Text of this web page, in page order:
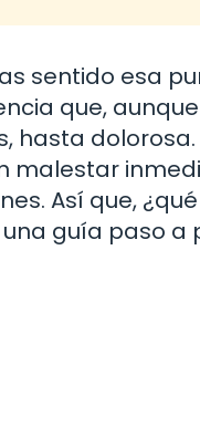
sentido esa
que,
hasta
malestar
Así que,
guía paso